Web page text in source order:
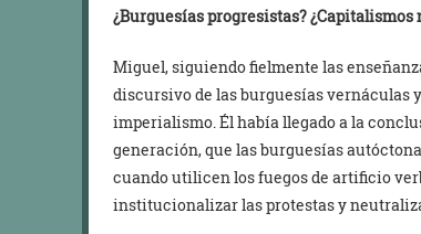
¿Burguesías progresistas? ¿Capitalismos
Miguel, siguiendo fielmente las
discursivo de las burguesías vernáculas
imperialismo. Él había llegado a la
generación, que las burguesías
cuando utilicen los fuegos de artificio
institucionalizar las protestas y